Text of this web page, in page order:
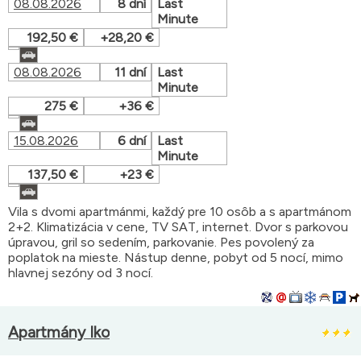
08.08.2026 8 dní
Last
Minute
192,50 €
+28,20 €
08.08.2026 11 dní
Last
Minute
275 €
+36 €
15.08.2026 6 dní
Last
Minute
137,50 €
+23 €
Vila s dvomi apartmánmi, každý pre 10 osôb a s apartmánom
2+2. Klimatizácia v cene, TV SAT, internet. Dvor s parkovou
úpravou, gril so sedením, parkovanie. Pes povolený za
poplatok na mieste. Nástup denne, pobyt od 5 nocí, mimo
hlavnej sezóny od 3 nocí.
Apartmány Iko